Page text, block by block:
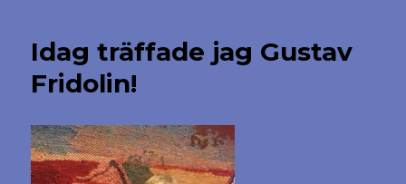
Idag träffade jag Gustav
Fridolin!